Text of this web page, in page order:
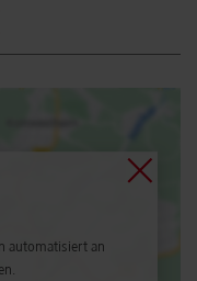
automatisiert an